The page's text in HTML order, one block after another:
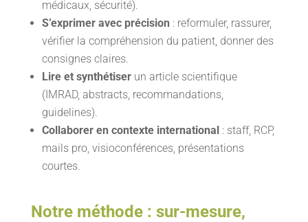
médicaux, sécurité).
S’exprimer avec précision : reformuler, rassurer,
vérifier la compréhension du patient, donner des
consignes claires.
Lire et synthétiserun article scientifique
(IMRAD, abstracts, recommandations,
guidelines).
Collaborer en contexte international: staff, RCP,
mails pro, visioconférences, présentations
courtes.
Notre méthode : sur-mesure,